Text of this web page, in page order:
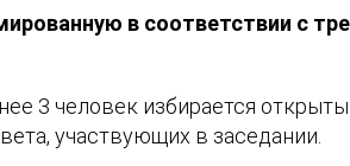
в соответствии с
3 человек избирается
участвующих в заседании.